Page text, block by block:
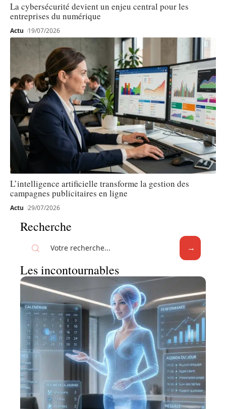
La cybersécurité devient un enjeu central pour les
entreprises du numérique
Actu 19/07/2026
L’intelligence artificielle transforme la gestion des
campagnes publicitaires en ligne
Actu 29/07/2026
Recherche
Les incontournables